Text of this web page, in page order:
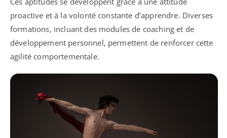
proactive et à la volonté constante d’apprendre. Diverses
formations, incluant des modules de coaching et de
développement personnel, permettent de renforcer cette
agilité comportementale.